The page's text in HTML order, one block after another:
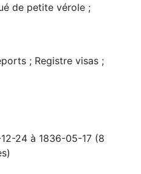
de petite vérole ;
; Registre visas ;
24 à 1836-05-17 (8